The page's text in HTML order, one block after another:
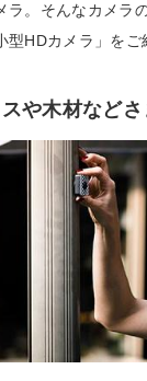
ラ。そんなカメラ
型HDカメラ」をご
や木材など